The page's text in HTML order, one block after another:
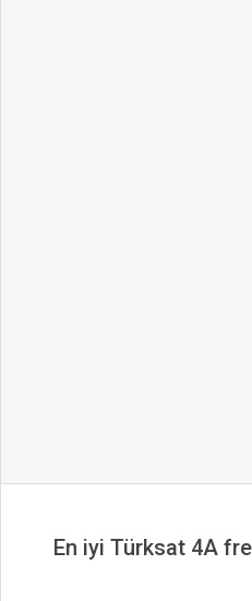
En iyi Türksat 4A